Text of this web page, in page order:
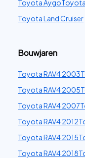
Toyota Aygo
Toyota Land Cruiser
Bouwjaren
Toyota RAV4 2003
Toyota RAV4 2005
Toyota RAV4 2007
Toyota RAV4 2012
Toyota RAV4 2015
Toyota RAV4 2018